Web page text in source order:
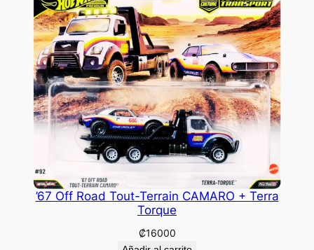
’67 Off Road Tout-Terrain CAMARO + Terra
Torque
₡16000